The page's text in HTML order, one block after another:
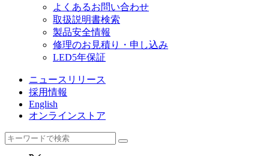
よくあるお問い合わせ
取扱説明書検索
製品安全情報
修理のお見積り・申し込み
LED5年保証
ニュースリリース
採用情報
English
オンラインストア